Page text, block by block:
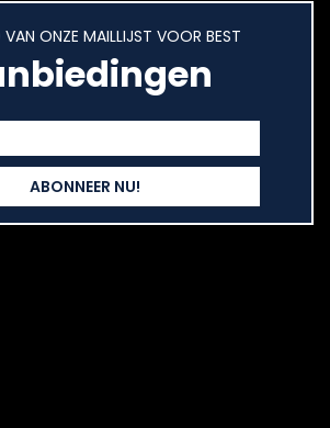
ONZE MAILLIJST VOOR BEST